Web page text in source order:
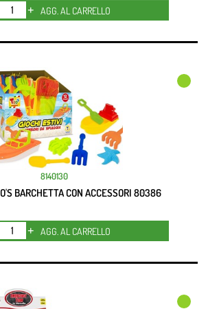
Quantità
AGG. AL CARRELLO
8140130
BARCHETTA CON ACCESSORI 80386
Quantità
AGG. AL CARRELLO